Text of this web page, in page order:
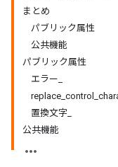
まとめ
パブリック属性
公共機能
パブリック属性
エラー_
置換文字_
公共機能